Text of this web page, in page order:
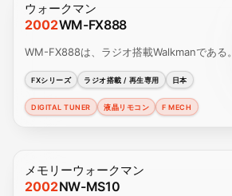
ウォークマン
2002WM-FX888
WM-FX888は、ラジオ搭載Walkmanである。
FXシリーズ ラジオ搭載 / 再生専用 日本
DIGITAL TUNER 液晶リモコン F MECH
メモリーウォークマン
2002NW-MS10